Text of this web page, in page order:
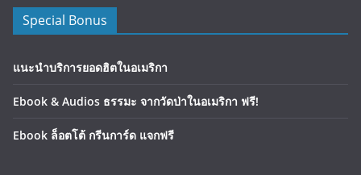
Special Bonus
แนะนำบริการยอดฮิตในอเมริกา
Ebook & Audios ธรรมะ จากวัดป่าในอเมริกา ฟรี!
Ebook ล็อตโต้ กรีนการ์ด แจกฟรี